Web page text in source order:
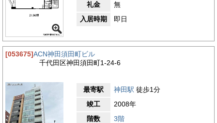
礼金
無
入居時期
即日
[053675]ACN神田須田町ビル
千代田区神田須田町1-24-6
最寄駅 神田駅 徒歩1分
竣工
2008年
階数
3階